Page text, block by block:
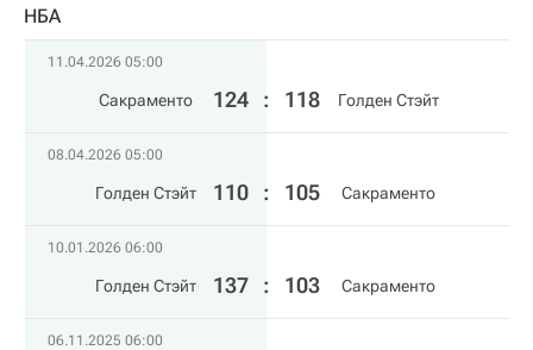
НБА
11.04.2026 05:00
Сакраменто 124 : 118 Голден Стэйт
08.04.2026 05:00
Голден Стэйт 110 : 105 Сакраменто
10.01.2026 06:00
Голден Стэйт 137 : 103 Сакраменто
06.11.2025 06:00